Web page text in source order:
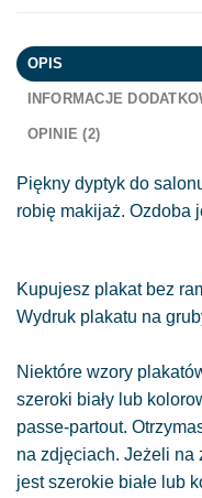
OPIS
INFORMACJE
OPINIE (2)
Piękny dyptyk do
robię makijaż. Ozdoba
Kupujesz plakat bez
Wydruk plakatu na
Niektóre wzory
szeroki biały lub
passe-partout.
na zdjęciach. Jeżeli na
jest szerokie białe lub